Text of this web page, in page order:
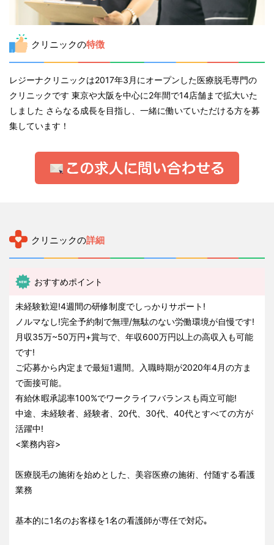
クリニックの特徴
レジーナクリニックは2017年3月にオープンした医療脱毛専門の
クリニックです 東京や大阪を中心に2年間で14店舗まで拡大いた
しました さらなる成長を目指し、一緒に働いていただける方を募
集しています！
クリニックの詳細
おすすめポイント
未経験歓迎!4週間の研修制度でしっかりサポート!
ノルマなし!完全予約制で無理/無駄のない労働環境が自慢です!
月収35万~50万円+賞与で、年収600万円以上の高収入も可能
です!
ご応募から内定まで最短1週間。入職時期が2020年4月の方ま
で面接可能。
有給休暇承認率100%でワークライフバランスも両立可能!
中途、未経験者、経験者、20代、30代、40代とすべての方が
活躍中!
<業務内容>
医療脱毛の施術を始めとした、美容医療の施術、付随する看護
業務
基本的に1名のお客様を1名の看護師が専任で対応｡